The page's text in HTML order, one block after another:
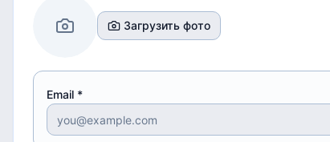
Загрузить фото
Email *